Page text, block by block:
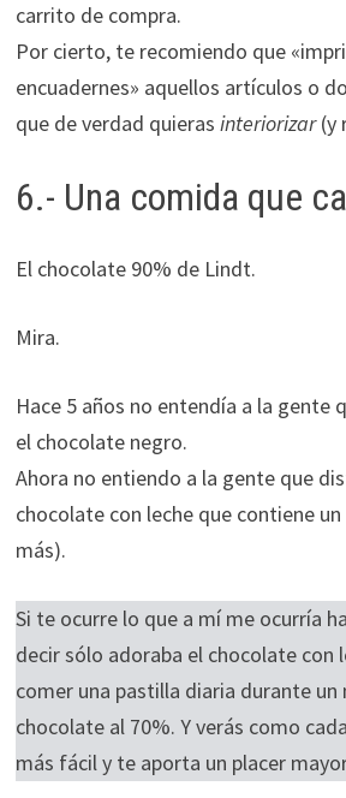
carrito de compra.
Por cierto, te recomiendo que
encuadernes» aquellos artículos o
que de verdad quieras interiorizar(y
6.- Una comida que
El chocolate 90% de Lindt.
Mira.
Hace 5 años no entendía a la gente
el chocolate negro.
Ahora no entiendo a la gente que
chocolate con leche que contiene
más).
Si te ocurre lo que a mí me ocurría
decir sólo adoraba el chocolate con
comer una pastilla diaria durante un
chocolate al 70%. Y verás como
más fácil y te aporta un placer